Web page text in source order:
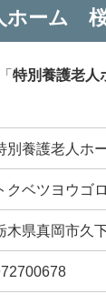
ホーム
特別養護老
別養護老人ホ
クベツヨウゴ
木県真岡市久